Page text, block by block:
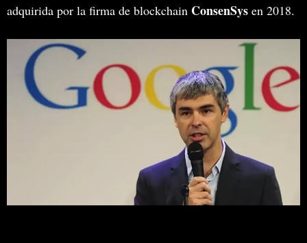
adquirida por la firma de blockchain ConsenSys en 2018.